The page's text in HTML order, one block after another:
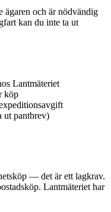
ägaren och är nödvändig
kan du inte ta ut
Lantmäteriet
köp
ut pantbrev)
— det är ett lagkrav.
Lantmäteriet har